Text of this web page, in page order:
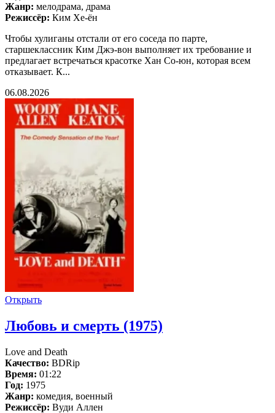
Жанр: мелодрама, драма
Режиссёр: Ким Хе-ён
Чтобы хулиганы отстали от его соседа по парте,
старшеклассник Ким Джэ-вон выполняет их требование и
предлагает встречаться красотке Хан Со-юн, которая всем
отказывает. К...
06.08.2026
Открыть
Любовь и смерть (1975)
Love and Death
Качество: BDRip
Время: 01:22
Год: 1975
Жанр: комедия, военный
Режиссёр: Вуди Аллен